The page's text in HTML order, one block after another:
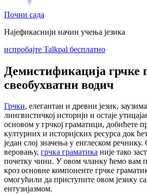
Почни сада
Најефикаснији начин учења језика
испробајте Talkpal бесплатно
Демистификација грчке
свеобухватни водич
Грчки, елегантан и древни језик,
лингвистичкој историји и остаје
основом у грчкој граматици, добићете
културних и историјских ресурса док
један слој значења у енглеском
веровању, грчка граматика није тако
почетку чини. У овом чланку ћемо вам
кроз основне компоненте грчке
омогућили да приступите овом језику
ентузијазмом.